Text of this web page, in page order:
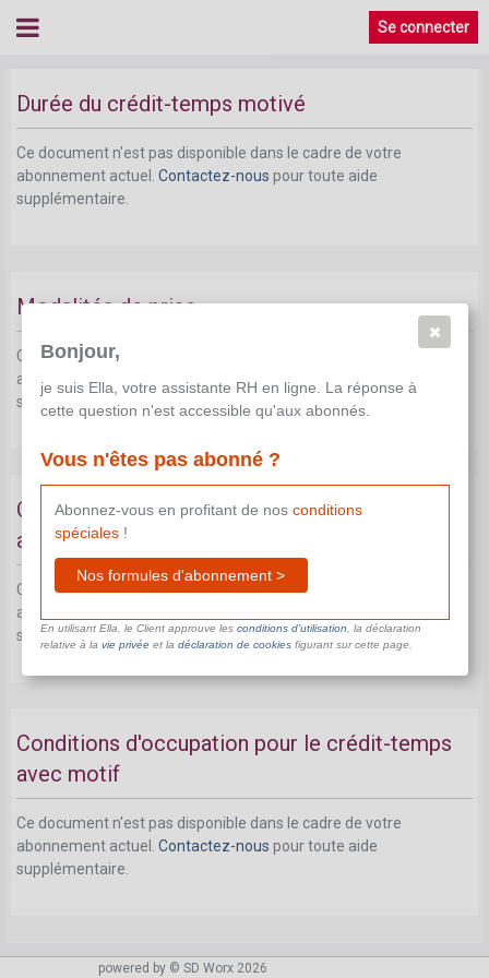
Se connecter
Durée du crédit-temps motivé
Ce document n'est pas disponible dans le cadre de votre
abonnement actuel. Contactez-nous pour toute aide
supplémentaire.
Modalités de prise
Ce document n'est pas disponible dans le cadre de votre
abonnement actuel.
Contactez-nous
pour toute aide
supplémentaire.
Conditions d'ancienneté pour le crédit-temps
avec motif
Ce document n'est pas disponible dans le cadre de votre
abonnement actuel.
supplémentaire.
Conditions d'occupation pour le crédit-temps
avec motif
Ce document n'est pas disponible dans le cadre de votre
abonnement actuel. Contactez-nous pour toute aide
supplémentaire.
powered by © SD Worx 2026
Bonjour,
je suis Ella, votre assistante RH en ligne. La réponse à
cette question n'est accessible qu'aux abonnés.
Vous n'êtes pas abonné ?
Abonnez-vous en profitant de nos conditions
spéciales!
Nos formules d'abonnement >
En utilisant Ella, le Client approuve les conditions d’utilisation , la déclaration
relative à la vie privéeet la déclaration de cookiesfigurant sur cette page.